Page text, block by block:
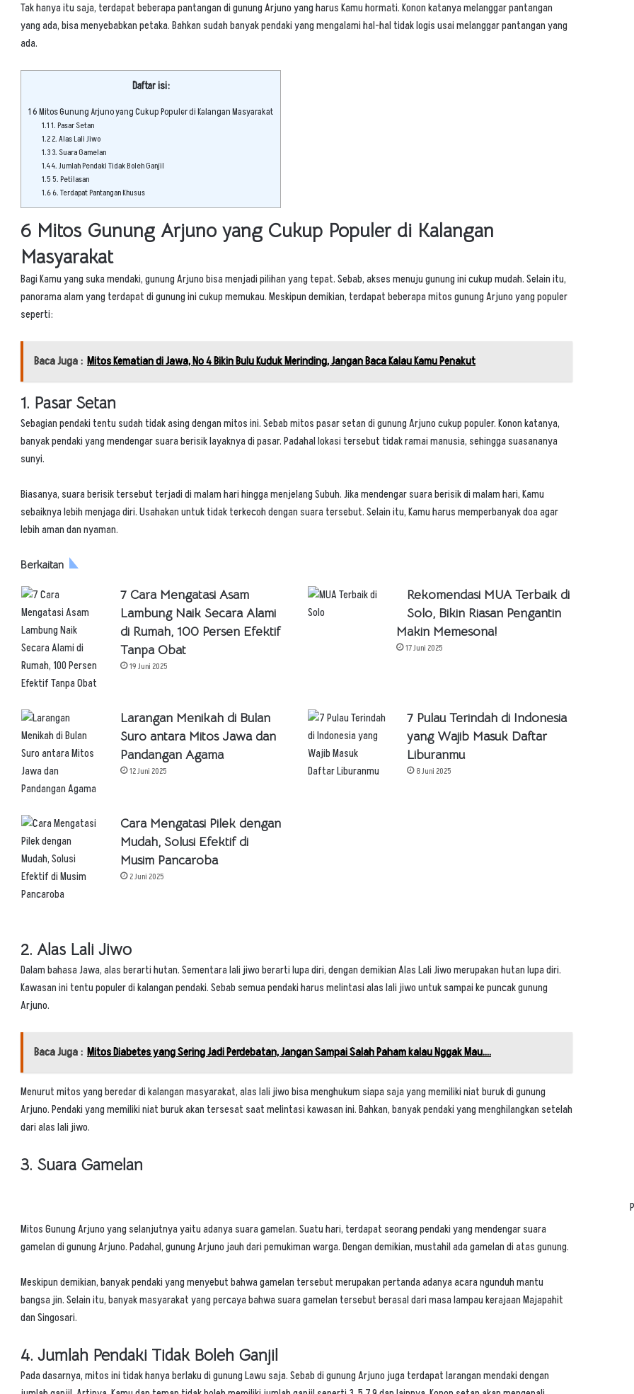
Tak hanya itu saja, terdapat beberapa pantangan di gunung Arjuno yang harus Kamu hormati. Konon katanya melanggar pantangan
yang ada, bisa menyebabkan petaka. Bahkan sudah banyak pendaki yang mengalami hal-hal tidak logis usai melanggar pantangan yang
ada.
Daftar isi:
16 Mitos Gunung Arjuno yang Cukup Populer di Kalangan Masyarakat
1.11. Pasar Setan
1.22. Alas Lali Jiwo
1.33. Suara Gamelan
1.44. Jumlah Pendaki Tidak Boleh Ganjil
1.55. Petilasan
1.66. Terdapat Pantangan Khusus
6 Mitos Gunung Arjuno yang Cukup Populer di Kalangan
Masyarakat
Bagi Kamu yang suka mendaki, gunung Arjuno bisa menjadi pilihan yang tepat. Sebab, akses menuju gunung ini cukup mudah. Selain itu,
panorama alam yang terdapat di gunung ini cukup memukau. Meskipun demikian, terdapat beberapa mitos gunung Arjuno yang populer
seperti:
Baca Juga : Mitos Kematian di Jawa, No 4 Bikin Bulu Kuduk Merinding, Jangan Baca Kalau Kamu Penakut
1. Pasar Setan
Sebagian pendaki tentu sudah tidak asing dengan mitos ini. Sebab mitos pasar setan di gunung Arjuno cukup populer. Konon katanya,
banyak pendaki yang mendengar suara berisik layaknya di pasar. Padahal lokasi tersebut tidak ramai manusia, sehingga suasananya
sunyi.
Biasanya, suara berisik tersebut terjadi di malam hari hingga menjelang Subuh. Jika mendengar suara berisik di malam hari, Kamu
sebaiknya lebih menjaga diri. Usahakan untuk tidak terkecoh dengan suara tersebut. Selain itu, Kamu harus memperbanyak doa agar
lebih aman dan nyaman.
Berkaitan
7 Cara Mengatasi Asam
Lambung Naik Secara Alami
di Rumah, 100 Persen Efektif
Tanpa Obat
19 Juni 2025
Rekomendasi MUA Terbaik di
Solo, Bikin Riasan Pengantin
Makin Memesona!
17 Juni 2025
Larangan Menikah di Bulan
Suro antara Mitos Jawa dan
Pandangan Agama
12 Juni 2025
7 Pulau Terindah di Indonesia
yang Wajib Masuk Daftar
Liburanmu
8 Juni 2025
Cara Mengatasi Pilek dengan
Mudah, Solusi Efektif di
Musim Pancaroba
2 Juni 2025
2. Alas Lali Jiwo
Dalam bahasa Jawa, alas berarti hutan. Sementara lali jiwo berarti lupa diri, dengan demikian Alas Lali Jiwo merupakan hutan lupa diri.
Kawasan ini tentu populer di kalangan pendaki. Sebab semua pendaki harus melintasi alas lali jiwo untuk sampai ke puncak gunung
Arjuno.
Baca Juga : Mitos Diabetes yang Sering Jadi Perdebatan, Jangan Sampai Salah Paham kalau Nggak Mau....
Menurut mitos yang beredar di kalangan masyarakat, alas lali jiwo bisa menghukum siapa saja yang memiliki niat buruk di gunung
Arjuno. Pendaki yang memiliki niat buruk akan tersesat saat melintasi kawasan ini. Bahkan, banyak pendaki yang menghilangkan setelah
dari alas lali jiwo.
3. Suara Gamelan
Mitos Gunung Arjuno yang selanjutnya yaitu adanya suara gamelan. Suatu hari, terdapat seorang pendaki yang mendengar suara
gamelan di gunung Arjuno. Padahal, gunung Arjuno jauh dari pemukiman warga. Dengan demikian, mustahil ada gamelan di atas gunung.
Meskipun demikian, banyak pendaki yang menyebut bahwa gamelan tersebut merupakan pertanda adanya acara ngunduh mantu
bangsa jin. Selain itu, banyak masyarakat yang percaya bahwa suara gamelan tersebut berasal dari masa lampau kerajaan Majapahit
dan Singosari.
4. Jumlah Pendaki Tidak Boleh Ganjil
Pada dasarnya, mitos ini tidak hanya berlaku di gunung Lawu saja. Sebab di gunung Arjuno juga terdapat larangan mendaki dengan